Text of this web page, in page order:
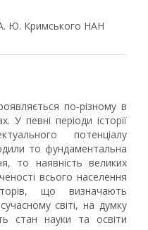
А. Ю. Кримського НАН
по-різному в
У певні періоди історії
потенціалу
то фундаментальна
то наявність великих
всього населення
що визначають
світі, на думку
стан науки та освіти